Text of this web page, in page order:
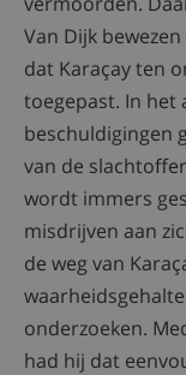
Van Dijk
dat Karaçay ten
toegepast. In het
beschuldigingen
van de
wordt immers
misdrijven aan
de weg van
onderzoeken.
had hij dat